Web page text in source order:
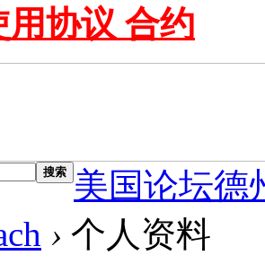
用协议 合约
搜索
美国论坛德
› 个人资料